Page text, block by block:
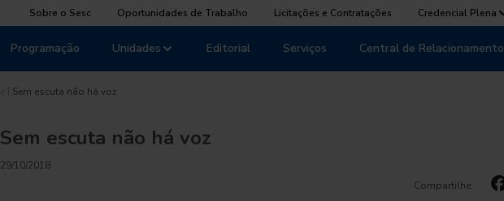
Sobre o Sesc Oportunidades de Trabalho Licitações e Contratações Credencial Plena
Unidades
Programação Editorial Serviços Central de Relacionamento
Sem escuta não há voz
Sem escuta não há voz
29/10/2018
Compartilhe: